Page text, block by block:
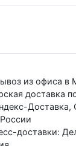
из офиса в
доставка
Доставка,
доставки: